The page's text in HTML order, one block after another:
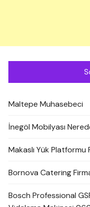
Maltepe Muhasebeci
İnegöl Mobilyası
Makaslı Yük Platformu
Bornova Catering
Bosch Professional